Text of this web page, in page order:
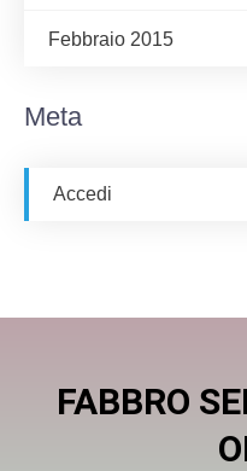
Febbraio 2015
Meta
Accedi
FABBRO